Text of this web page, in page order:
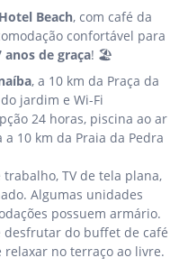
Beach, com café da
confortável para
anos de graça! 🏖️
, a 10 km da Praça da
jardim e Wi-Fi
24 horas, piscina ao ar
10 km da Praia da Pedra
TV de tela plana,
Algumas unidades
possuem armário.
desfrutar do buffet de café
relaxar no terraço ao livre.